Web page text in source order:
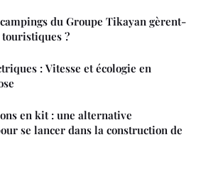
du Groupe Tikayan gèrent-
?
: Vitesse et écologie en
en kit : une alternative
se lancer dans la construction de